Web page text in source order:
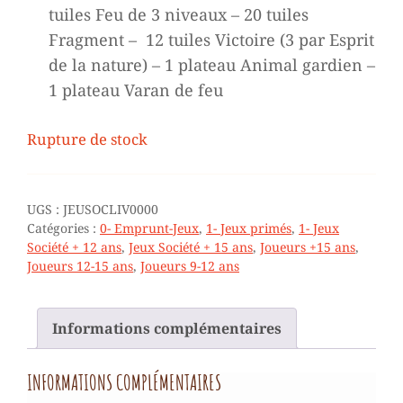
tuiles Feu de 3 niveaux – 20 tuiles
Fragment – 12 tuiles Victoire (3 par Esprit
de la nature) – 1 plateau Animal gardien –
1 plateau Varan de feu
Rupture de stock
UGS : JEUSOCLIV0000
Catégories : 0- Emprunt-Jeux, 1- Jeux primés, 1- Jeux
Société + 12 ans, Jeux Société + 15 ans, Joueurs +15 ans,
Joueurs 12-15 ans, Joueurs 9-12 ans
Informations complémentaires
INFORMATIONS COMPLÉMENTAIRES